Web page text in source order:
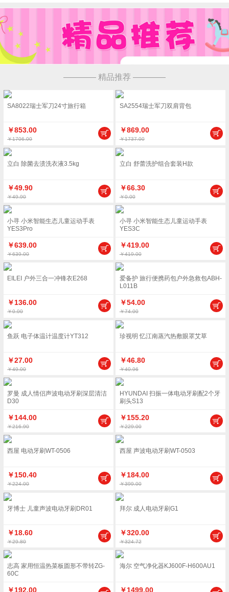
———— 精品推荐 ————
SA8022瑞士军刀24寸旅行箱
￥853.00
￥1706.00
SA2554瑞士军刀双肩背包
￥869.00
￥1737.00
立白 除菌去渍洗衣液3.5kg
￥49.90
￥49.90
立白 舒蕾洗护组合套装H款
￥66.30
￥0.00
小寻 小米智能生态儿童运动手表
YES3Pro
￥639.00
￥639.00
小寻 小米智能生态儿童运动手表
YES3C
￥419.00
￥419.00
EILEI 户外三合一冲锋衣E268
￥136.00
￥0.00
爱备护 旅行便携药包户外急救包ABH-
L011B
￥54.00
￥74.00
鱼跃 电子体温计温度计YT312
￥27.00
￥49.00
珍视明 忆江南蒸汽热敷眼罩艾草
￥46.80
￥40.96
罗曼 成人情侣声波电动牙刷深层清洁
D30
￥144.00
￥216.90
HYUNDAI 扫振一体电动牙刷配2个牙
刷头S13
￥155.20
￥229.00
西屋 电动牙刷WT-0506
￥150.40
￥224.00
西屋 声波电动牙刷WT-0503
￥184.00
￥399.00
牙博士 儿童声波电动牙刷DR01
￥18.60
￥29.80
拜尔 成人电动牙刷G1
￥320.00
￥324.72
志高 家用恒温热菜板圆形不带转ZG-
60C
￥192.00
海尔 空气净化器KJ600F-H600AU1
￥1499.00